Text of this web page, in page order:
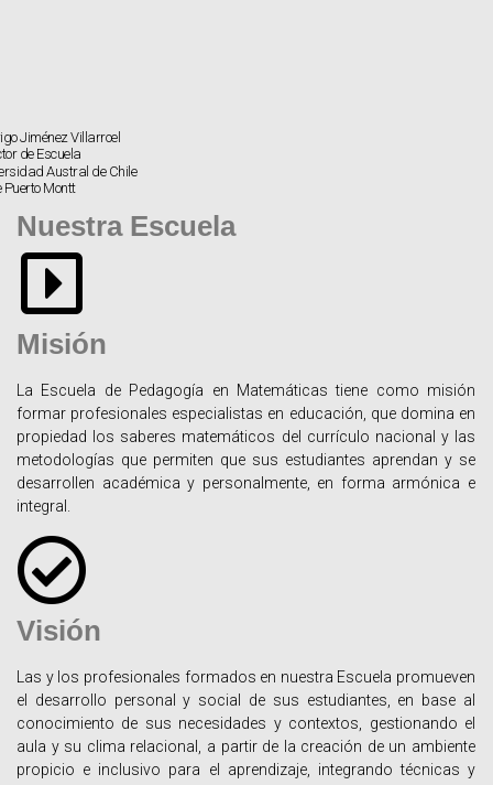
Jiménez Villarroel
de Escuela
Austral de Chile
Puerto Montt
Nuestra Escuela
Misión
La Escuela de Pedagogía en Matemáticas tiene como misión
formar profesionales especialistas en educación, que domina en
propiedad los saberes matemáticos del currículo nacional y las
metodologías que permiten que sus estudiantes aprendan y se
desarrollen académica y personalmente, en forma armónica e
integral.
Visión
Las y los profesionales formados en nuestra Escuela promueven
el desarrollo personal y social de sus estudiantes, en base al
conocimiento de sus necesidades y contextos, gestionando el
aula y su clima relacional, a partir de la creación de un ambiente
propicio e inclusivo para el aprendizaje, integrando técnicas y